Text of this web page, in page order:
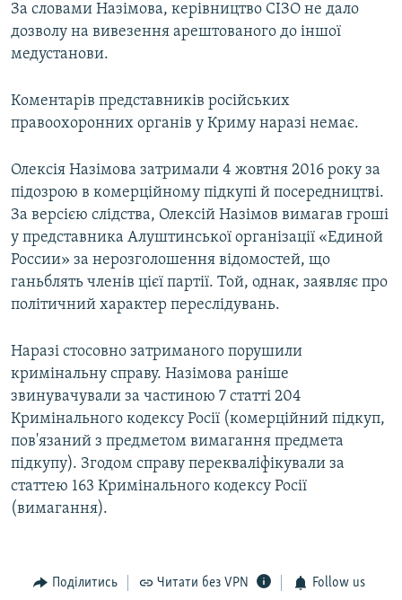
За словами Назімова, керівництво СІЗО не дало
дозволу на вивезення арештованого до іншої
медустанови.
Коментарів представників російських
правоохоронних органів у Криму наразі немає.
Олексія Назімова затримали 4 жовтня 2016 року за
підозрою в комерційному підкупі й посередництві.
За версією слідства, Олексій Назімов вимагав гроші
у представника Алуштинської організації «Единой
России» за нерозголошення відомостей, що
ганьблять членів цієї партії. Той, однак, заявляє про
політичний характер переслідувань.
Наразі стосовно затриманого порушили
кримінальну справу. Назімова раніше
звинувачували за частиною 7 статті 204
Кримінального кодексу Росії (комерційний підкуп,
пов'язаний з предметом вимагання предмета
підкупу). Згодом справу перекваліфікували за
статтею 163 Кримінального кодексу Росії
(вимагання).
Поділитись Читати без VPN Follow us